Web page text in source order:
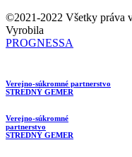
©2021-2022 Všetky práva
Vyrobila
PROGNESSA
Verejno-súkromné partnerstvo
STREDNÝ GEMER
Verejno-súkromné
partnerstvo
STREDNÝ GEMER